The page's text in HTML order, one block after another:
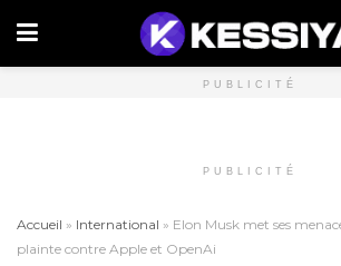
PUBLICITÉ
PUBLICITÉ
Accueil » International » Elon Musk met ses
plainte contre Apple et OpenAi